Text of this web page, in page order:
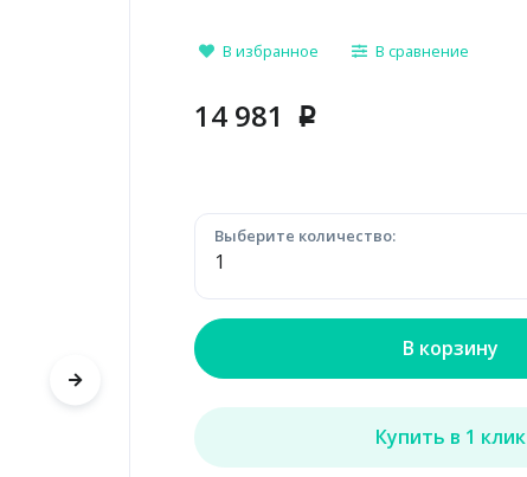
В избранное В сравнение
14 981 p
Выберите количество:
В корзину
Купить в 1 клик